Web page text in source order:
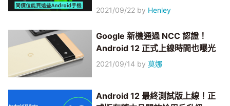
2021/09/22 by Henley
Google 新機通過 NCC 認證！
Android 12 正式上線時間也曝光
2021/09/14 by莫娜
Android 12 最終測試版上線！正